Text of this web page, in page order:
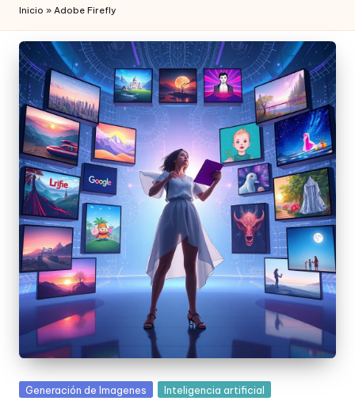
Inicio » Adobe Firefly
Posted
Generación de Imagenes Inteligencia artificial